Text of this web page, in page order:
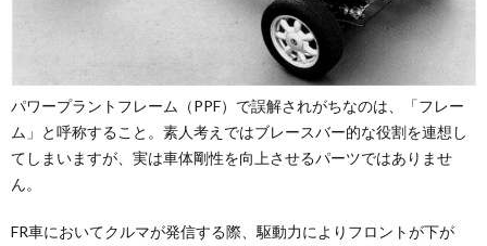
パワープラントフレーム（PPF）で誤解されがちなのは、「フレー
ム」と呼称すること。素人考えではブレースバー的な役割を連想し
てしまいますが、実は車体剛性を向上させるパーツではありませ
ん。
FR車においてクルマが発信する際、駆動力によりフロントが下が